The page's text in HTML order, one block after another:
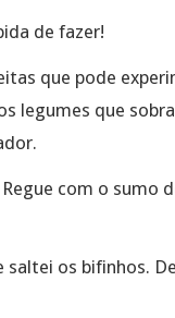
de fazer!
que pode
legumes que
com o sumo
os bifinhos.